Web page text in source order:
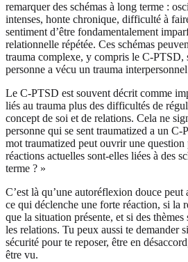
remarquer des schémas à long terme :
intenses, honte chronique, difficulté à
sentiment d’être fondamentalement
relationnelle répétée. Ces schémas
trauma complexe, y compris le C-PTSD,
personne a vécu un trauma
Le C-PTSD est souvent décrit comme
liés au trauma plus des difficultés de
concept de soi et de relations. Cela ne
personne qui se sent traumatized a un
mot traumatized peut ouvrir une question
réactions actuelles sont-elles liées à des
terme ? »
C’est là qu’une autoréflexion douce
ce qui déclenche une forte réaction, si la
que la situation présente, et si des
les relations. Tu peux aussi te demander
sécurité pour te reposer, être en
être vu.